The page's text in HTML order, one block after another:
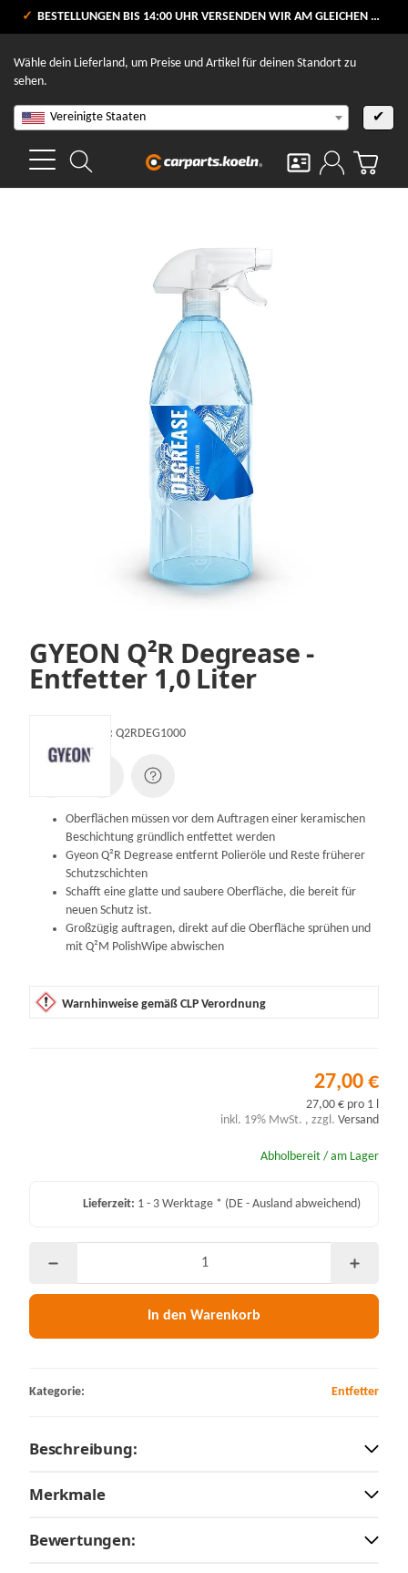
VERSANDKOSTENFREI AB 80 €
BESTELLUNGEN BIS 14:00 UHR VERSENDEN WIR AM GLEICHEN WERKTAG
Wähle dein Lieferland, um Preise und Artikel für deinen Standort zu
sehen.
Vereinigte Staaten ✔
GYEON Q²R Degrease -
Entfetter 1,0 Liter
Artikelnummer: Q2RDEG1000
Oberflächen müssen vor dem Auftragen einer keramischen
Beschichtung gründlich entfettet werden
Gyeon Q²R Degrease entfernt Polieröle und Reste früherer
Schutzschichten
Schafft eine glatte und saubere Oberfläche, die bereit für
neuen Schutz ist.
Großzügig auftragen, direkt auf die Oberfläche sprühen und
mit Q²M PolishWipe abwischen
Warnhinweise gemäß CLP Verordnung
27,00 €
27,00 € pro 1 l
inkl. 19% MwSt. , zzgl. Versand
Abholbereit / am Lager
Lieferzeit: 1 - 3 Werktage * (DE - Ausland abweichend)
In den Warenkorb
Kategorie: Entfetter
Beschreibung:
Merkmale
Bewertungen: